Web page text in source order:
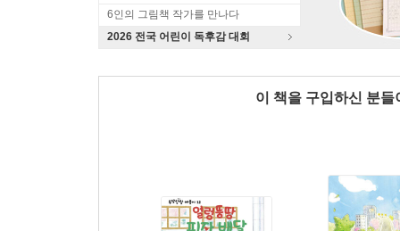
6인의 그림책 작가를 만나다
2026 전국 어린이 독후감 대회
이 책을 구입하신 분